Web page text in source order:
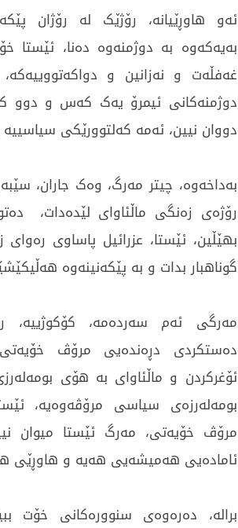
ئەو هاوڕێیانە، رۆژێک لە رۆژان
بەیەکەوە بە دوژمنەوە دەنا، ئێستا
غەفڵەت و نەزانین و
دوژمنەکانی ئیمرۆ یەک کەس و دوو
دووان نیین، ئەمە کەلتوورێکی
بەداخەوە، چیتر مەرگ، وەک جاران،
رۆژەی زەنگی ماڵئاوای لێدەدات،
بهێڵین، ئێستا، عزرائیل پاساوی
گوناهبار بدات و بە پێکەنینەوە
مەرگی ئەم سەردەمە، کۆکوژییە،
دەستکردی دڕەندەیی مرۆڤ
ئۆغرکردن و ماڵئاوای بە هۆی
بومەلەرزەی سیاسی مرۆڤەوەیە،
مرۆڤ خۆیەتی، مەرگ ئێستا میوان
ئامادەیی هەمیشەیی هەیە و هاوڕێی
برالە، دەرەوەی سنوورەکانی خۆت